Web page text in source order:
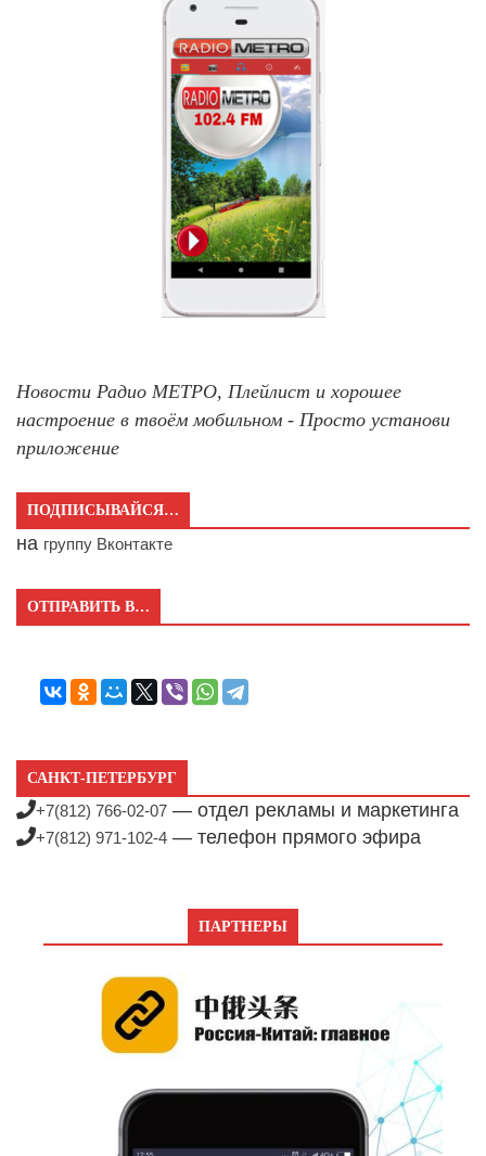
Новости Радио МЕТРО, Плейлист и хорошее
настроение в твоём мобильном - Просто установи
приложение
ПОДПИСЫВАЙСЯ…
на группу Вконтакте
ОТПРАВИТЬ В…
САНКТ-ПЕТЕРБУРГ
+7(812) 766-02-07 — отдел рекламы и маркетинга
+7(812) 971-102-4 — телефон прямого эфира
ПАРТНЕРЫ